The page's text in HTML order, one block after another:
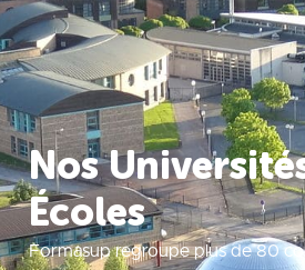
Nos
Écoles
Formasup regroupe plus de 80